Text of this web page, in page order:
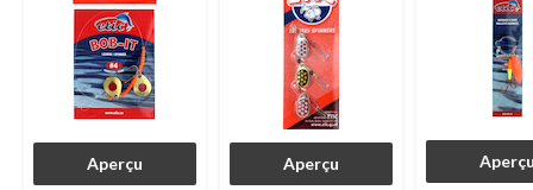
Aperçu Aperçu